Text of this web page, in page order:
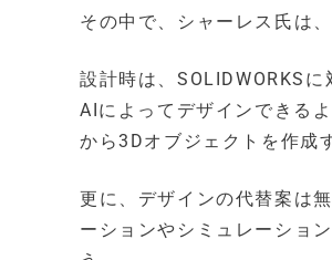
その中で、シャーレス氏は
設計時は、SOLIDWORKS
AIによってデザインできる
から3Dオブジェクトを作成
更に、デザインの代替案は
ーションやシミュレーショ